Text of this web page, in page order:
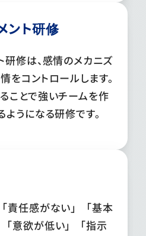
ント研修
研修は、感情のメカニズ
をコントロールします。
ことで強いチームを作
ようになる研修です。
責任感がない」「基本
意欲が低い」「指示